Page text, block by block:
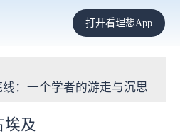
打开看理想App
线：一个学者的游走与沉思
埃及